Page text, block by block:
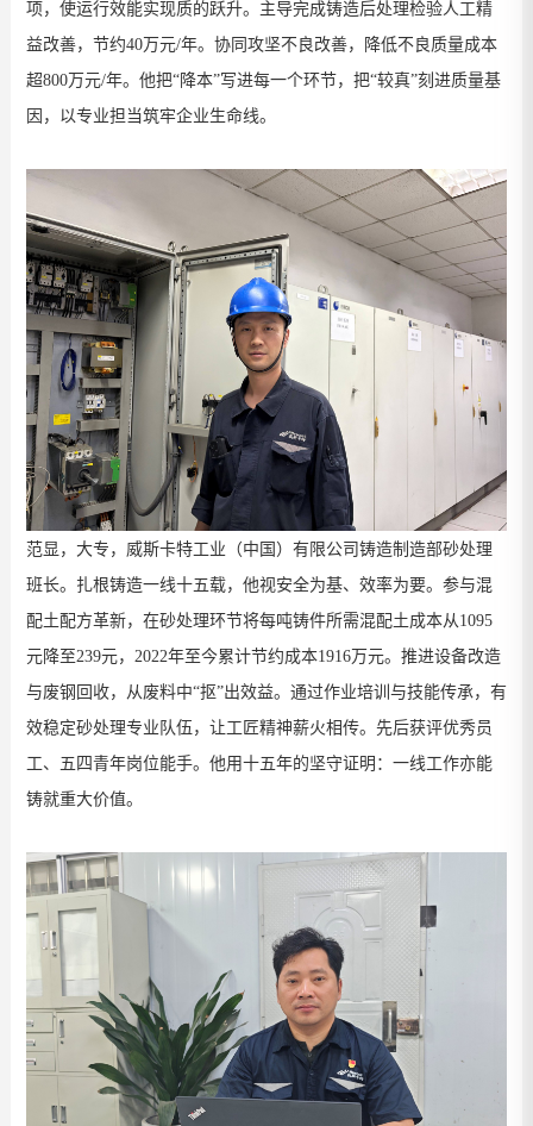
项，使运行效能实现质的跃升。主导完成铸造后处理检验人工精
益改善，节约40万元/年。协同攻坚不良改善，降低不良质量成本
超800万元/年。他把“降本”写进每一个环节，把“较真”刻进质量基
因，以专业担当筑牢企业生命线。
范显，大专，威斯卡特工业（中国）有限公司铸造制造部砂处理
班长。 扎根铸造一线十五载， 他视安全为基、效率为要。参与混
配土配方革新， 在砂处理环节将每吨铸件所需混配土成本从 1095
元降至239元， 2022年至今累计节约成本1916万元。推进设备改造
与废钢回收，从废料中“抠”出效益。通过作业培训与技能传承，有
效稳定砂处理专业队伍，让工匠精神薪火相传。先后获评优秀员
工、五四青年岗位能手。他用十五年的坚守证明：一线工作亦能
铸就重大价值。